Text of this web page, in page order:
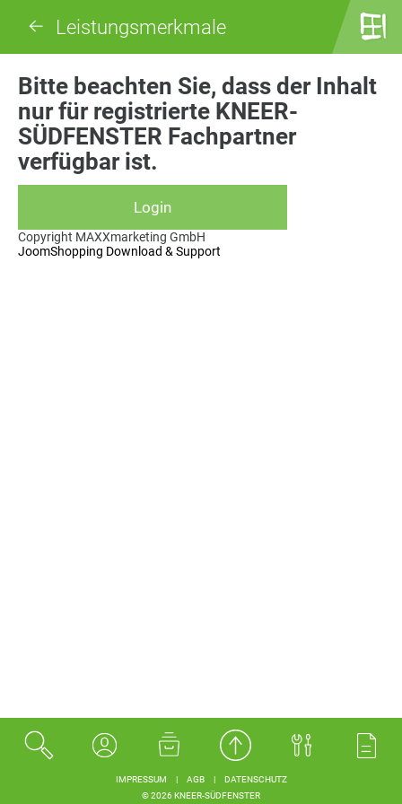
Leistungsmerkmale
Bitte beachten Sie, dass der Inhalt
nur für registrierte KNEER-
SÜDFENSTER Fachpartner
verfügbar ist.
Copyright MAXXmarketing GmbH
JoomShopping Download & Support
© 2026 KNEER-SÜDFENSTER
IMPRESSUM AGB DATENSCHUTZ